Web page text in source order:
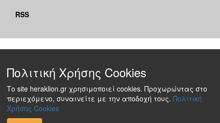
RSS
Πολιτική Χρήσης Cookies
Το site heraklion.gr χρησιμοποιεί cookies. Προχωρώντας στο
περιεχόμενο, συναινείτε με την αποδοχή τους. Πολιτική
Χρήσης Cookies